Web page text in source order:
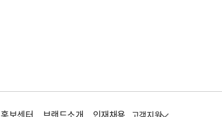
홍보센터 브랜드소개 인재채용 고객지원